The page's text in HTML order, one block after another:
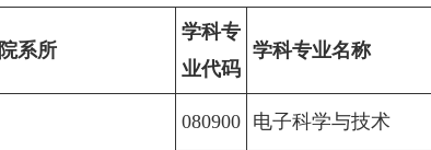
院系所
学科专
业代码
学科专业名称
080900 电子科学与技术